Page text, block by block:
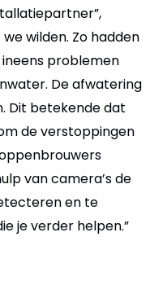
wilden. Zo hadden
problemen
De afwatering
Dit betekende dat
de verstoppingen
van camera’s de
en te
je verder helpen.”